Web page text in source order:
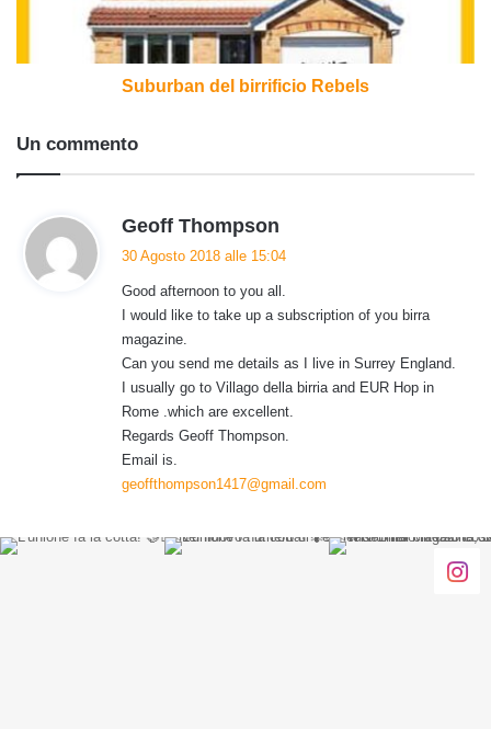
Suburban del birrificio Rebels
Un commento
Geoff Thompson
a
e
t
o
:
30 Agosto 2018 alle 15:04
Good afternoon to you all.
I would like to take up a subscription of you birra
magazine.
Can you send me details as I live in Surrey England.
I usually go to Villago della birria and EUR Hop in
Rome .which are excellent.
Regards Geoff Thompson.
Email is.
geoffthompson1417@gmail.com